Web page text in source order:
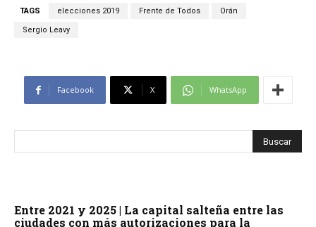
TAGS elecciones 2019 Frente de Todos Orán
Sergio Leavy
Facebook X WhatsApp
Entre 2021 y 2025 | La capital salteña entre las
ciudades con más autorizaciones para la